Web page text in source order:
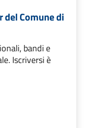
Comune di
bandi e
Iscriversi è